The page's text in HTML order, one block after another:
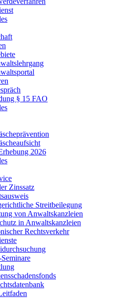
§ 15 FAO
2026
Zinssatz
Streitbeilegung
von Anwaltskanzleien
in Anwaltskanzleien
Rechtsverkehr